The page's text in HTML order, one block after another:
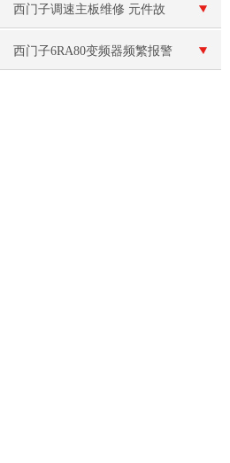
或花屏
西门子调速主板维修 元件故
障
西门子6RA80变频器频繁报警